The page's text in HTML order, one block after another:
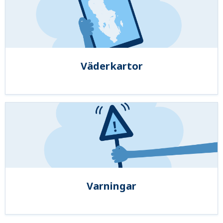
Väderkartor
Varningar